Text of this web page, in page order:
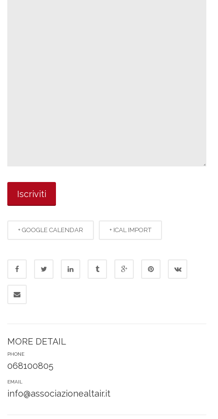
+ GOOGLE CALENDAR + ICAL IMPORT
MORE DETAIL
PHONE
068100805
EMAIL
info@associazionealtair.it